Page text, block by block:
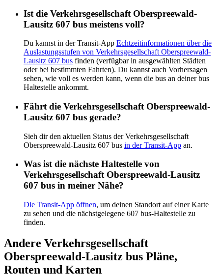
Ist die Verkehrsgesellschaft Oberspreewald-
Lausitz 607 bus meistens voll?
Du kannst in der Transit-App Echtzeitinformationen über die
Auslastungsstufen von Verkehrsgesellschaft Oberspreewald-
Lausitz 607 bus finden (verfügbar in ausgewählten Städten
oder bei bestimmten Fahrten). Du kannst auch Vorhersagen
sehen, wie voll es werden kann, wenn die bus an deiner bus
Haltestelle ankommt.
Fährt die Verkehrsgesellschaft Oberspreewald-
Lausitz 607 bus gerade?
Sieh dir den aktuellen Status der Verkehrsgesellschaft
Oberspreewald-Lausitz 607 bus in der Transit-App an.
Was ist die nächste Haltestelle von
Verkehrsgesellschaft Oberspreewald-Lausitz
607 bus in meiner Nähe?
Die Transit-App öffnen, um deinen Standort auf einer Karte
zu sehen und die nächstgelegene 607 bus-Haltestelle zu
finden.
Andere Verkehrsgesellschaft
Oberspreewald-Lausitz bus Pläne,
Routen und Karten